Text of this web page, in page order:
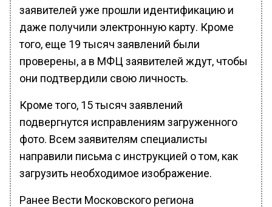
заявителей уже прошли идентификацию и
даже получили электронную карту. Кроме
того, еще 19 тысяч заявлений были
проверены, а в МФЦ заявителей ждут, чтобы
они подтвердили свою личность.
Кроме того, 15 тысяч заявлений
подвергнутся исправлениям загруженного
фото. Всем заявителям специалисты
направили письма с инструкцией о том, как
загрузить необходимое изображение.
Ранее Вести Московского региона